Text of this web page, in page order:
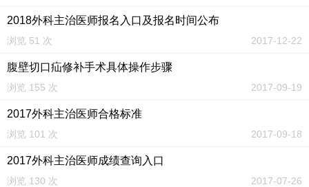
2018外科主治医师报名入口及报名时间公布
浏览 51 次 2017-12-22
腹壁切口疝修补手术具体操作步骤
浏览 155 次 2017-09-19
2017外科主治医师合格标准
浏览 101 次 2017-09-18
2017外科主治医师成绩查询入口
浏览 130 次 2017-07-26